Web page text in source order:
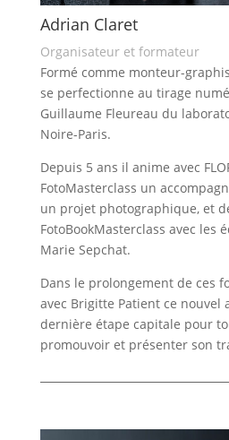
Adrian Claret
Organisateur et formateur
Formé comme monteur-
se perfectionne au tirage
Guillaume Fleureau du
Noire-Paris.
Depuis 5 ans il anime avec
FotoMasterclass un
un projet photographique, et
FotoBookMasterclass avec les
Marie Sepchat.
Dans le prolongement de ces
avec Brigitte Patient ce nouvel
dernière étape capitale pour
promouvoir et présenter son